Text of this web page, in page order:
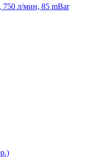
750 л/мин, 85 mBar